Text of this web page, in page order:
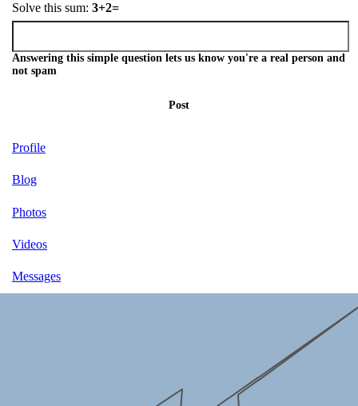
Solve this sum: 3+2=
Answering this simple question lets us know you're a real person and
not spam
Post
Profile
Blog
Photos
Videos
Messages